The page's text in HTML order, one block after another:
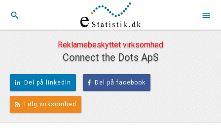
search menu
Reklamebeskyttet virksomhed
Connect the Dots ApS
Del på linkedIn Del på facebook
Følg virksomhed